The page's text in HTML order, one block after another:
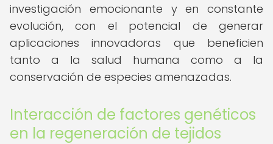
investigación emocionante y en constante
evolución, con el potencial de generar
aplicaciones innovadoras que beneficien
tanto a la salud humana como a la
conservación de especies amenazadas.
Interacción de factores genéticos
en la regeneración de tejidos